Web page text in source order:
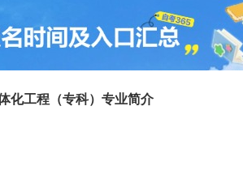
化工程（专科）专业简介